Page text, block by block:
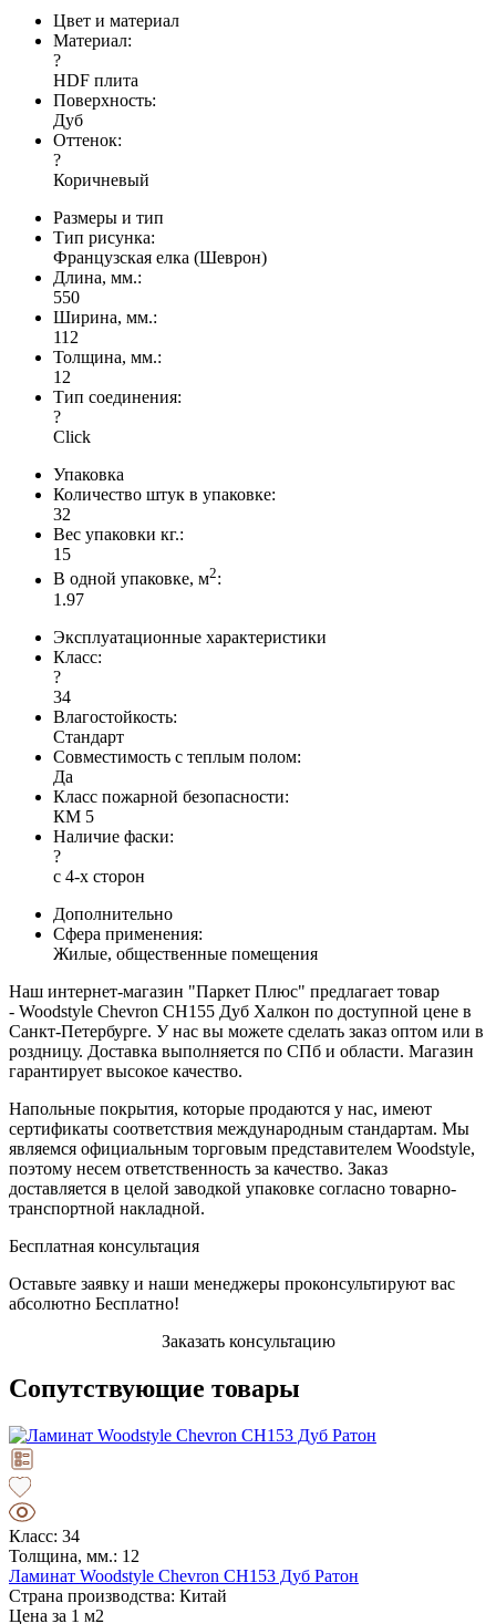
Цвет и материал
Материал:
?
HDF плита
Поверхность:
Дуб
Оттенок:
?
Коричневый
Размеры и тип
Тип рисунка:
Французская елка (Шеврон)
Длина, мм.:
550
Ширина, мм.:
112
Толщина, мм.:
12
Тип соединения:
?
Click
Упаковка
Количество штук в упаковке:
32
Вес упаковки кг.:
15
В одной упаковке, м2:
1.97
Эксплуатационные характеристики
Класс:
?
34
Влагостойкость:
Стандарт
Совместимость с теплым полом:
Да
Класс пожарной безопасности:
КМ 5
Наличие фаски:
?
с 4-х сторон
Дополнительно
Сфера применения:
Жилые, общественные помещения
Наш интернет-магазин "Паркет Плюс" предлагает товар
- Woodstyle Chevron CH155 Дуб Халкон по доступной цене в
Санкт-Петербурге. У нас вы можете сделать заказ оптом или в
роздницу. Доставка выполняется по СПб и области. Магазин
гарантирует высокое качество.
Напольные покрытия, которые продаются у нас, имеют
сертификаты соответствия международным стандартам. Мы
являемся официальным торговым представителем Woodstyle,
поэтому несем ответственность за качество. Заказ
доставляется в целой заводкой упаковке согласно товарно-
транспортной накладной.
Бесплатная консультация
Оставьте заявку и наши менеджеры проконсультируют вас
абсолютно Бесплатно!
Заказать консультацию
Сопутствующие товары
Класс: 34
Толщина, мм.: 12
Ламинат Woodstyle Chevron CH153 Дуб Ратон
Страна производства: Китай
Цена за 1 м2